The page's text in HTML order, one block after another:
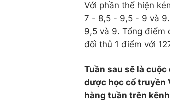
Với phần thể hiện
7 - 8,5 - 9,5 - 9 và
9,5 và 9. Tổng điểm
đối thủ 1 điểm với
Tuần sau sẽ là
dược học cổ truyền
hàng tuần trên